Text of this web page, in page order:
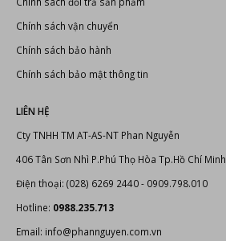
Chính sách vận chuyển
Chính sách bảo hành
Chính sách bảo mật thông tin
LIÊN HỆ
Cty TNHH TM AT-AS-NT Phan Nguyễn
406 Tân Sơn Nhì P.Phú Thọ Hòa Tp.Hồ Chí Minh
Điện thoại: (028) 6269 2440 - 0909.798.010
Hotline: 0988.235.713
Email: info@phannguyen.com.vn